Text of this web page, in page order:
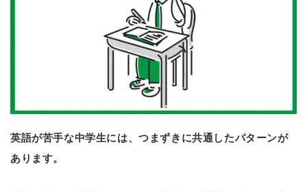
英語が苦手な中学生には、つまずきに共通したパターンが
あります。